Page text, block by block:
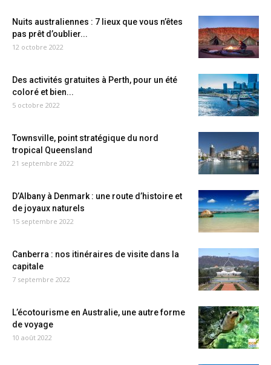
Nuits australiennes : 7 lieux que vous n’êtes
pas prêt d’oublier...
12 octobre 2022
Des activités gratuites à Perth, pour un été
coloré et bien...
5 octobre 2022
Townsville, point stratégique du nord
tropical Queensland
21 septembre 2022
D’Albany à Denmark : une route d’histoire et
de joyaux naturels
15 septembre 2022
Canberra : nos itinéraires de visite dans la
capitale
7 septembre 2022
L’écotourisme en Australie, une autre forme
de voyage
10 août 2022